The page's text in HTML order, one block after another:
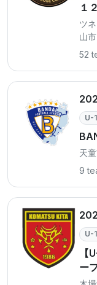
１２
ツ
山市
52
U-
天
9
U-
ー